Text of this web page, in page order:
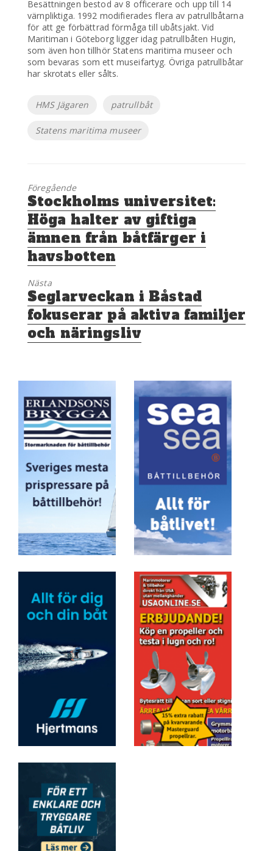
Besättningen bestod av 8 officerare och upp till 14
värnpliktiga. 1992 modifierades flera av patrullbåtarna
för att ge förbättrad förmåga till ubåtsjakt. Vid
Maritiman i Göteborg ligger idag patrullbåten Hugin,
som även hon tillhör Statens maritima museer och
som bevaras som ett museifartyg. Övriga patrullbåtar
har skrotats eller sålts.
Etiketter
HMS Jägaren patrullbåt
Statens maritima museer
Föregående
Föregående
inlägg:
Stockholms universitet:
Höga halter av giftiga
ämnen från båtfärger i
havsbotten
Nästa
Nästa
inlägg:
Seglarveckan i Båstad
fokuserar på aktiva familjer
och näringsliv